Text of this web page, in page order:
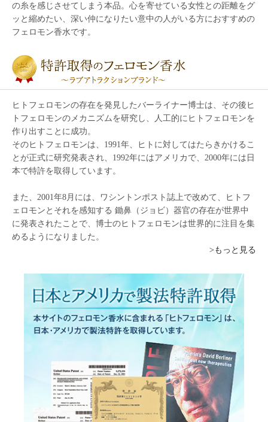
の糸を感じさせてしまう本品。心を寄せている女性との距離をグ
ッと縮めたい、深い仲になりたい意中の人がいる方におすすめの
フェロモン香水です。
ヒトフェロモンの存在を発見したバーライナー博士は、その後ヒ
トフェロモンのメカニズムを研究し、人工的にヒトフェロモンを
作り出すことに成功。
そのヒトフェロモンは、1991年、ヒトに対してはたらきかけるこ
とが正式に研究発表され、1992年にはアメリカで、2000年には日
本で特許を取得しています。
また、2001年8月には、ワシントンポスト誌上で改めて、ヒトフ
ェロモンとそれを感知する 鋤鼻（ジョビ）器官の存在が世界中
に発表されたことで、博士のヒトフェロモンは世界的に注目を集
めるようになりました。
>もっと見る